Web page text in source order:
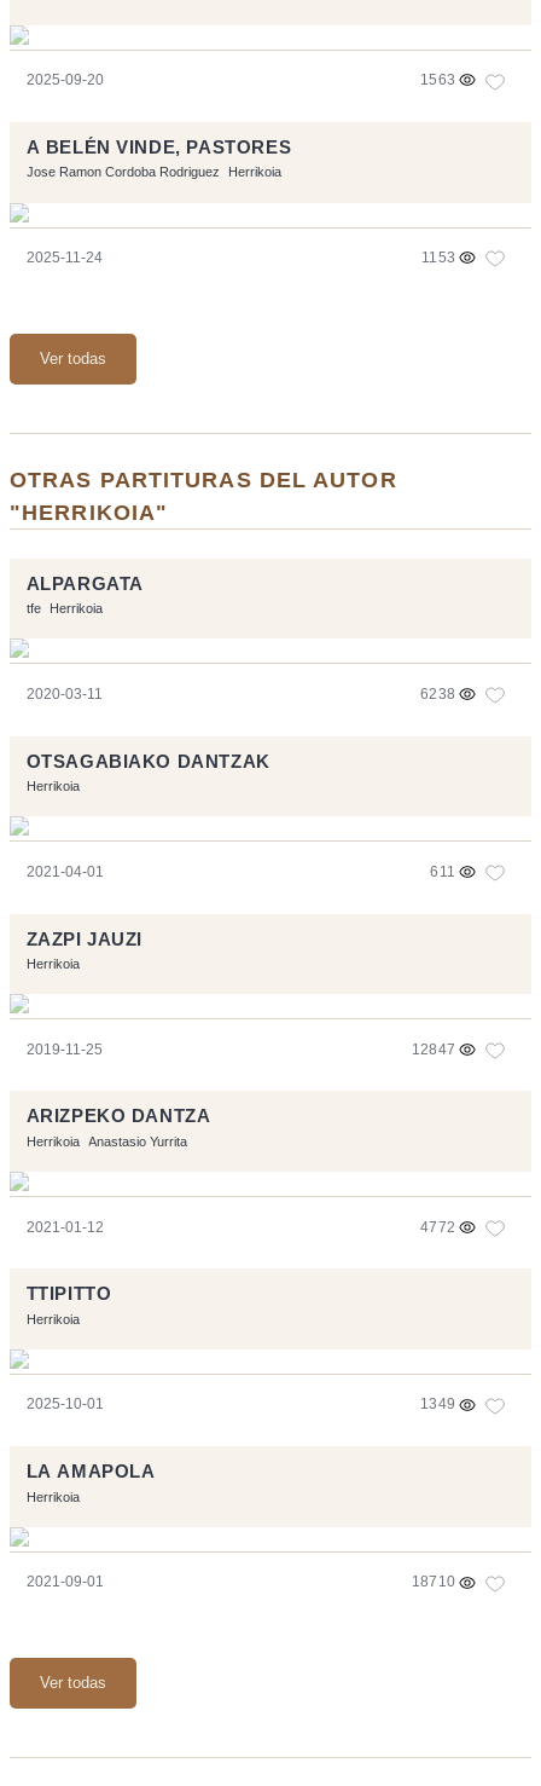
2025-09-20 1563
A BELÉN VINDE, PASTORES
Jose Ramon Cordoba Rodriguez Herrikoia
2025-11-24 1153
Ver todas
OTRAS PARTITURAS DEL AUTOR
"HERRIKOIA"
ALPARGATA
tfe Herrikoia
2020-03-11 6238
OTSAGABIAKO DANTZAK
Herrikoia
2021-04-01 611
ZAZPI JAUZI
Herrikoia
2019-11-25 12847
ARIZPEKO DANTZA
Herrikoia Anastasio Yurrita
2021-01-12 4772
TTIPITTO
Herrikoia
2025-10-01 1349
LA AMAPOLA
Herrikoia
2021-09-01 18710
Ver todas